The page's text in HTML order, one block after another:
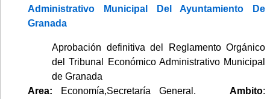
Administrativo Municipal Del Ayuntamiento De
Granada
Aprobación definitiva del Reglamento Orgánico
del Tribunal Económico Administrativo Municipal
de Granada
Area: Economía,Secretaría General. Ambito: